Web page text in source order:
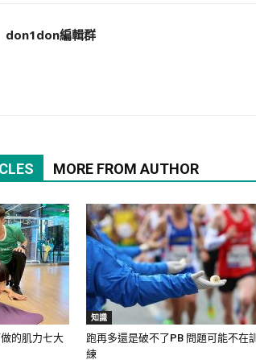
don1don編輯群
MORE FROM AUTHOR
的肌力七大
知識
跑再多還是破不了PB 問題可能不在訓
練